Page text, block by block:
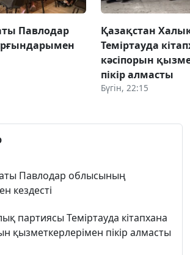
Павлодар
Қазақстан
Теміртауда
кәсіпорын
пікір алмасты
Бүгін, 22:15
Павлодар облысының
кездесті
партиясы Теміртауда кітапхана
қызметкерлерімен пікір алмасты